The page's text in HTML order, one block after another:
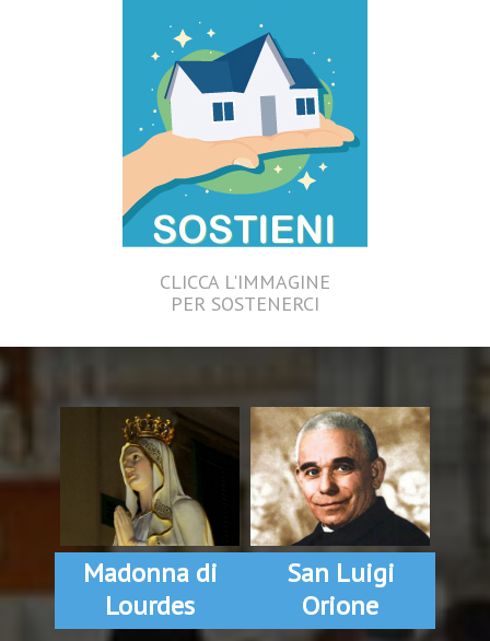
CLICCA L'IMMAGINE
PER SOSTENERCI
Madonna di
Lourdes
San Luigi
Orione